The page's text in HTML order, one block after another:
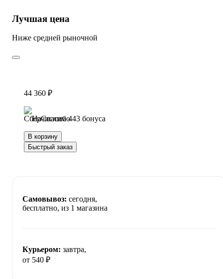
Лучшая цена
Ниже средней рыночной
44 360 ₽
Начислим 443 бонуса
В корзину
Быстрый заказ
Самовывоз: сегодня,
бесплатно, из 1 магазина
Курьером: завтра,
от 540 ₽